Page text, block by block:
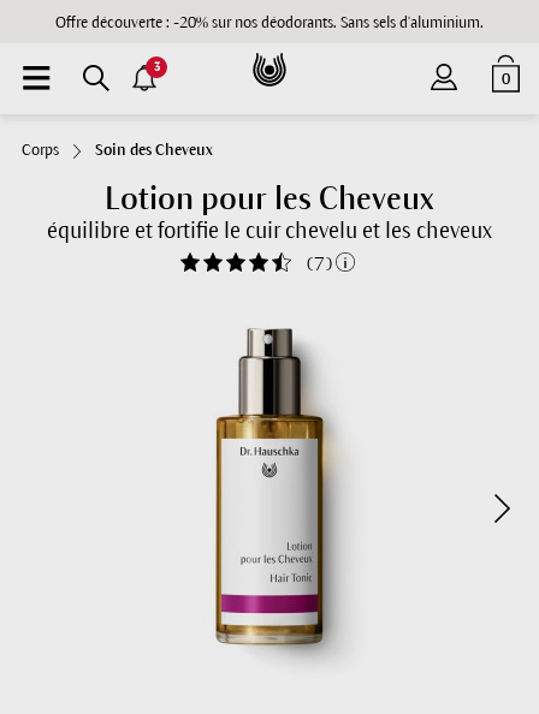
Offre découverte : -20% sur nos déodorants. Sans sels d'aluminium.
0
3
Corps Soin des Cheveux
Lotion pour les Cheveux
équilibre et fortifie le cuir chevelu et les cheveux
(7)